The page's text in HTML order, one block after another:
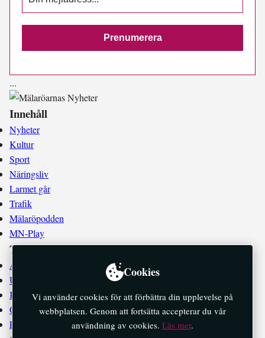
...
Innehåll
Nyheter
Kultur
Sport
Näringsliv
Larmet går
Trafik
Mälaröpodden
MN-Play
Tidningen
Annonsera
Utgivningsplan
Kontakta oss
Om oss
E-tidningar
Cookies
Vi använder cookies för att förbättra din upplevelse på
webbplatsen. Genom att fortsätta accepterar du vår
användning av cookies. Läs mer.